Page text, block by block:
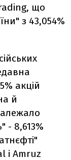
що
з 43,054%
акцій
й
- 8,613%
і Amruz